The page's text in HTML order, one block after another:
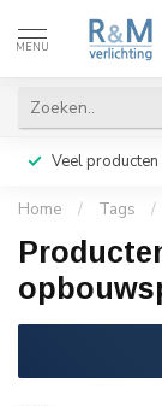
MENU
Veel producten
Home / Tags /